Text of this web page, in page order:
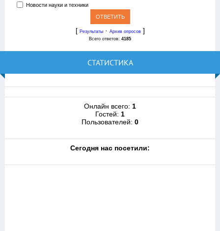
Новости науки и техники
[ Результаты· Архив опросов]
Всего ответов: 4185
СТАТИСТИКА
Онлайн всего: 1
Гостей: 1
Пользователей: 0
Cегодня нас посетили: